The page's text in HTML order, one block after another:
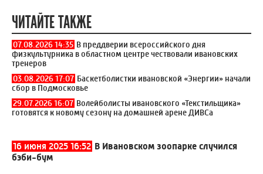
ЧИТАЙТЕ ТАКЖЕ
07.08.2026 14:35 В преддверии всероссийского дня
физкультурника в областном центре чествовали ивановских
тренеров
03.08.2026 17:07 Баскетболистки ивановской «Энергии» начали
сбор в Подмосковье
29.07.2026 16:07 Волейболисты ивановского «Текстильщика»
готовятся к новому сезону на домашней арене ДИВСа
16 июня 2025 16:52 В Ивановском зоопарке случился
бэби-бум